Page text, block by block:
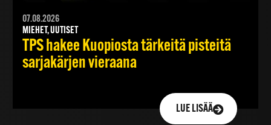
07.08.2026
MIEHET, UUTISET
TPS hakee Kuopiosta tärkeitä pisteitä
sarjakärjen vieraana
LUE LISÄÄ